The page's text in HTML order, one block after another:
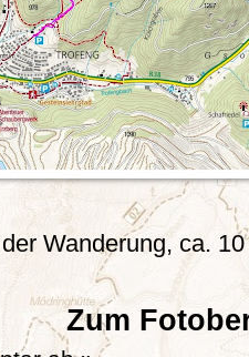
Wanderung, ca.
Zum